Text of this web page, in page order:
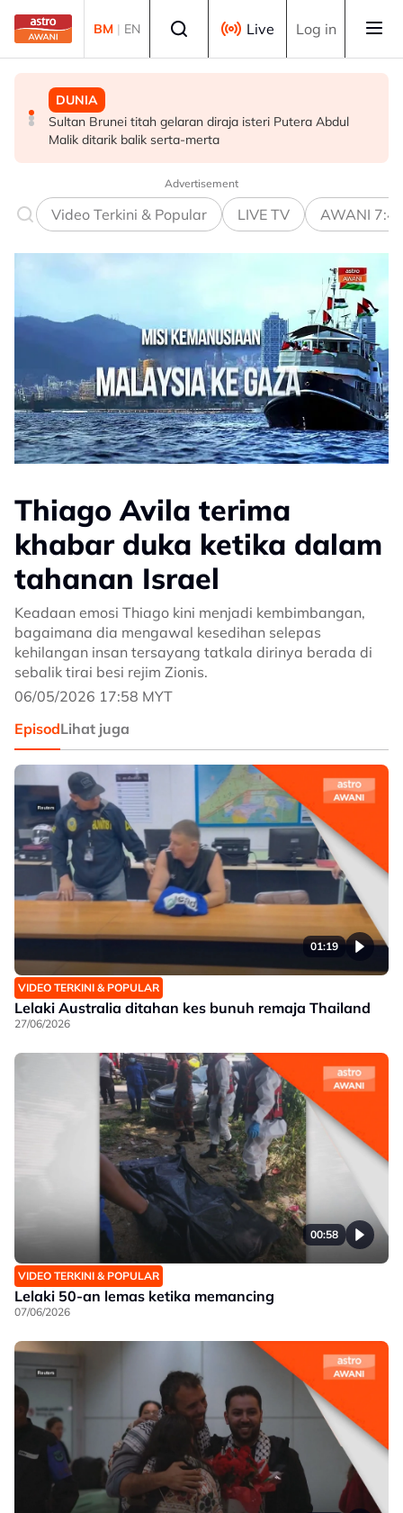
Skip to main content
BM | EN Live Log in
DUNIA
Sultan Brunei titah gelaran diraja isteri Putera Abdul
Malik ditarik balik serta-merta
MALAYSIA
Terengganu adakan sesi libat urus bincang isu
kerosakan terumbu karang di Pulau Redang
POLITIK
Tiada keperluan PRU16 awal, parti komponen kekal
sokong PM - Fahmi
Advertisement
Video Terkini & Popular LIVE TV AWANI
Thiago Avila terima
khabar duka ketika dalam
tahanan Israel
Keadaan emosi Thiago kini menjadi kembimbangan,
bagaimana dia mengawal kesedihan selepas
kehilangan insan tersayang tatkala dirinya berada di
sebalik tirai besi rejim Zionis.
06/05/2026 17:58 MYT
EpisodLihat juga
01:19
VIDEO TERKINI & POPULAR
Lelaki Australia ditahan kes bunuh remaja Thailand
27/06/2026
00:58
VIDEO TERKINI & POPULAR
Lelaki 50-an lemas ketika memancing
07/06/2026